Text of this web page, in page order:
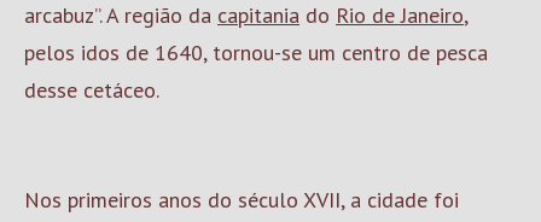
arcabuz”. A região da capitania do Rio de Janeiro,
pelos idos de 1640, tornou-se um centro de pesca
desse cetáceo.
Nos primeiros anos do século XVII, a cidade foi